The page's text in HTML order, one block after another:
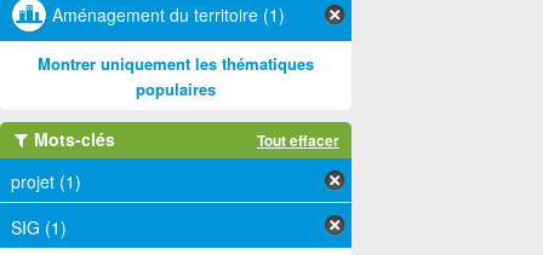
Aménagement du territoire (1)
Montrer uniquement les thématiques
populaires
Mots-clés Tout effacer
projet (1)
SIG (1)